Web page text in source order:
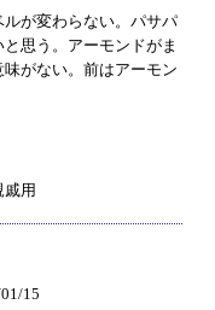
が変わらない。パサパ
思う。アーモンドがま
がない。前はアーモン
戚用
15